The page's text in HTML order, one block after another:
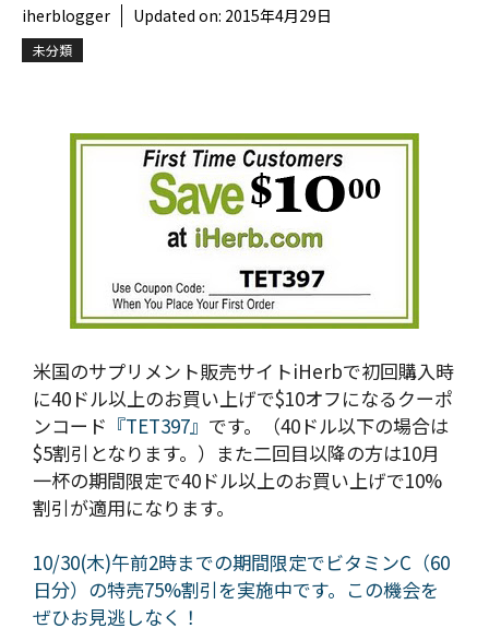
iherblogger Updated on: 2015年4月29日
未分類
米国のサプリメント販売サイトiHerbで初回購入時
に40ドル以上のお買い上げで$10オフになるクーポ
ンコード 『TET397』 です。（40ドル以下の場合は
$5割引となります。）また二回目以降の方は10月
一杯の期間限定で40ドル以上のお買い上げで10%
割引が適用になります。
10/30(木)午前2時までの期間限定でビタミンC（60
日分）の特売75%割引を実施中です。この機会を
ぜひお見逃しなく！